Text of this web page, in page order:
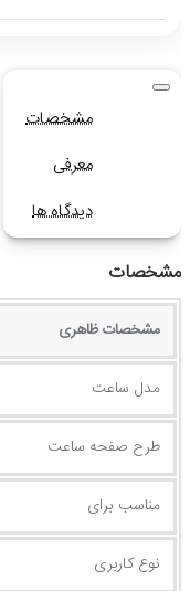
مشخصات
معرفی
دیدگاه ها
مشخصات
مشخصات ظاهری
مدل ساعت
طرح صفحه ساعت
مناسب برای
نوع کاربری